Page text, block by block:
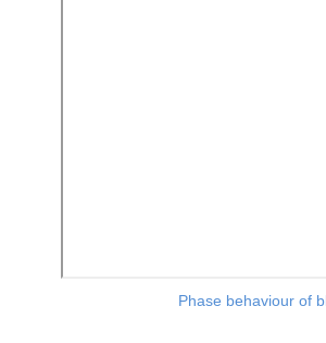
Phase behaviour of